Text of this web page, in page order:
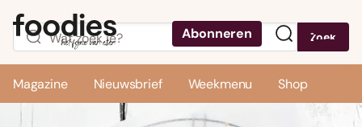
Abonneren Zoek
Magazine Nieuwsbrief Weekmenu Shop